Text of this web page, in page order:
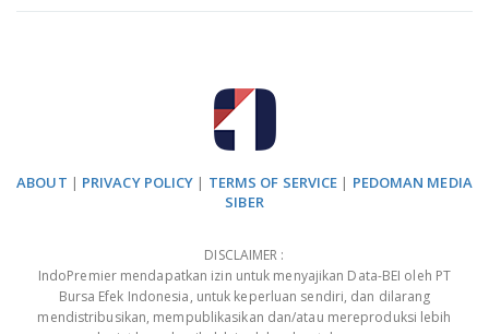
ABOUT | PRIVACY POLICY | TERMS OF SERVICE | PEDOMAN MEDIA
SIBER
DISCLAIMER :
IndoPremier mendapatkan izin untuk menyajikan Data-BEI oleh PT
Bursa Efek Indonesia, untuk keperluan sendiri, dan dilarang
mendistribusikan, mempublikasikan dan/atau mereproduksi lebih